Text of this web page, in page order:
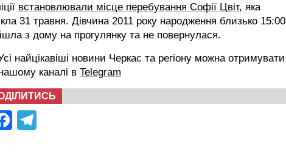
встановлювали місце перебування Софії Цвіт, яка
31 травня. Дівчина 2011 року народження близько 15:00
з дому на прогулянку та не повернулася.
найцікавіші новини Черкас та регіону можна отримувати
каналі в Telegram
Facebook